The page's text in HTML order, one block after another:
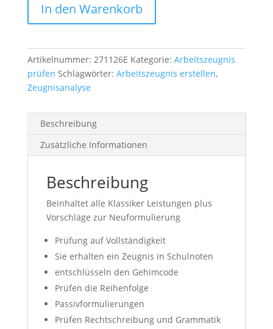
Express
Menge
In den Warenkorb
Artikelnummer: 271126E Kategorie: Arbeitszeugnis
prüfen Schlagwörter: Arbeitszeugnis erstellen,
Zeugnisanalyse
Beschreibung
Zusätzliche Informationen
Beschreibung
Beinhaltet alle Klassiker Leistungen plus
Vorschläge zur Neuformulierung
Prüfung auf Vollständigkeit
Sie erhalten ein Zeugnis in Schulnoten
entschlüsseln den Gehimcode
Prüfen die Reihenfolge
Passivformulierungen
Prüfen Rechtschreibung und Grammatik